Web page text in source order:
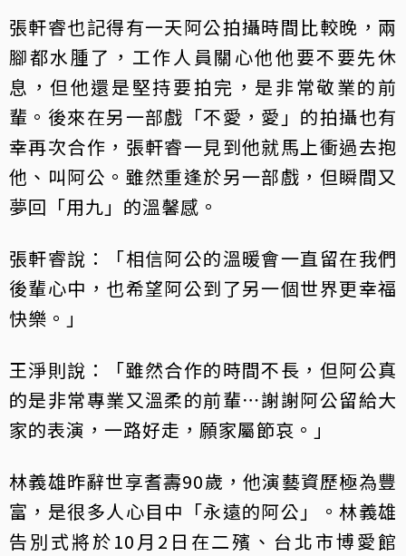
張軒睿也記得有一天阿公拍攝時間比較晚，兩
腳都水腫了，工作人員關心他他要不要先休
息，但他還是堅持要拍完，是非常敬業的前
輩。後來在另一部戲「不愛，愛」的拍攝也有
幸再次合作，張軒睿一見到他就馬上衝過去抱
他、叫阿公。雖然重逢於另一部戲，但瞬間又
夢回「用九」的溫馨感。
張軒睿說：「相信阿公的溫暖會一直留在我們
後輩心中，也希望阿公到了另一個世界更幸福
快樂。」
王淨則說：「雖然合作的時間不長，但阿公真
的是非常專業又溫柔的前輩⋯謝謝阿公留給大
家的表演，一路好走，願家屬節哀。」
林義雄昨辭世享耆壽90歲，他演藝資歷極為豐
富，是很多人心目中「永遠的阿公」。林義雄
告別式將於10月2日在二殯、台北市博愛館